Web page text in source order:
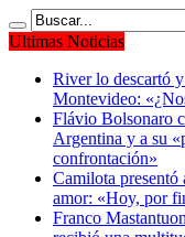
Ultimas Noticias
River lo descartó
Montevideo:
Flávio Bolsonaro
Argentina y a su
confrontación»
Camilota presentó
amor: «Hoy, por
Franco